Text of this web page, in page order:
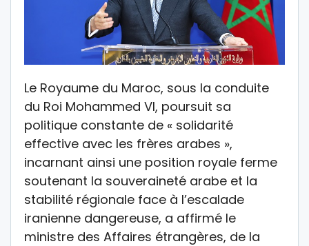
Le Royaume du Maroc, sous la conduite
du Roi Mohammed VI, poursuit sa
politique constante de « solidarité
effective avec les frères arabes »,
incarnant ainsi une position royale ferme
soutenant la souveraineté arabe et la
stabilité régionale face à l’escalade
iranienne dangereuse, a affirmé le
ministre des Affaires étrangères, de la